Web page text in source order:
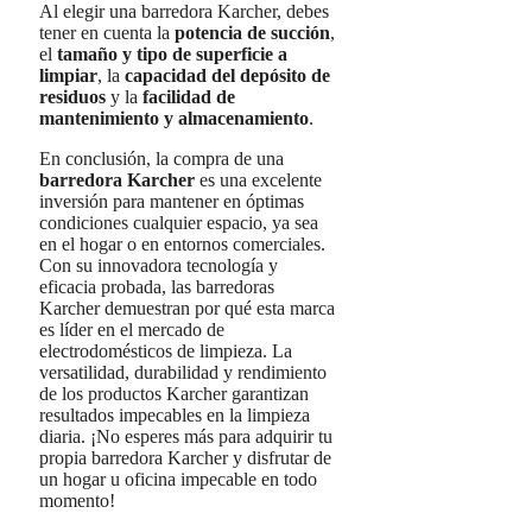
Al elegir una barredora Karcher, debes
tener en cuenta la potencia de succión,
el tamaño y tipo de superficie a
limpiar, la capacidad del depósito de
residuos y la facilidad de
mantenimiento y almacenamiento.
En conclusión, la compra de una
barredora Karcher es una excelente
inversión para mantener en óptimas
condiciones cualquier espacio, ya sea
en el hogar o en entornos comerciales.
Con su innovadora tecnología y
eficacia probada, las barredoras
Karcher demuestran por qué esta marca
es líder en el mercado de
electrodomésticos de limpieza. La
versatilidad, durabilidad y rendimiento
de los productos Karcher garantizan
resultados impecables en la limpieza
diaria. ¡No esperes más para adquirir tu
propia barredora Karcher y disfrutar de
un hogar u oficina impecable en todo
momento!